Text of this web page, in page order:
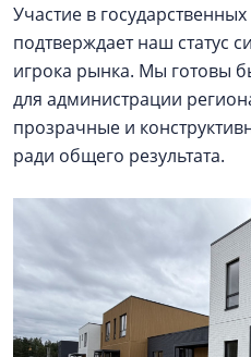
Участие в
подтверждает наш статус
игрока рынка. Мы готовы
для администрации
прозрачные и
ради общего результата.